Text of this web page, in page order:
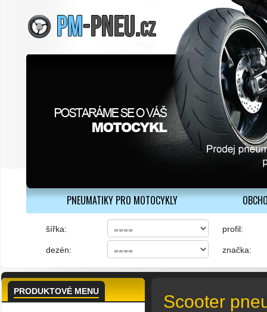
Scooter
PNEUMATIKY PRO MOTOCYKLY
šířka: profil:
dezén: značka:
PRODUKTOVÉ MENU